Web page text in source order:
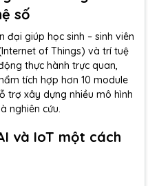
số
đại giúp học sinh – sinh viên
of Things) và trí tuệ
thực hành trực quan,
tích hợp hơn 10 module
trợ xây dựng nhiều mô hình
nghiên cứu.
và IoT một cách